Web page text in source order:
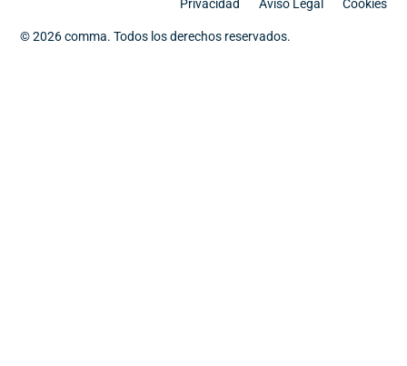
© 2026 comma. Todos los derechos reservados.
Privacidad Aviso Legal Cookies